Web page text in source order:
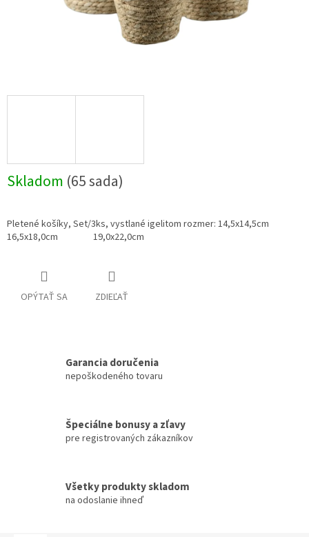
Skladom (65 sada)
Pletené košíky, Set/3ks, vystlané igelitom rozmer: 14,5x14,5cm
16,5x18,0cm 19,0x22,0cm
OPÝTAŤ SA ZDIEĽAŤ
Garancia doručenia
nepoškodeného tovaru
Špeciálne bonusy a zľavy
pre registrovaných zákazníkov
Všetky produkty skladom
na odoslanie ihneď